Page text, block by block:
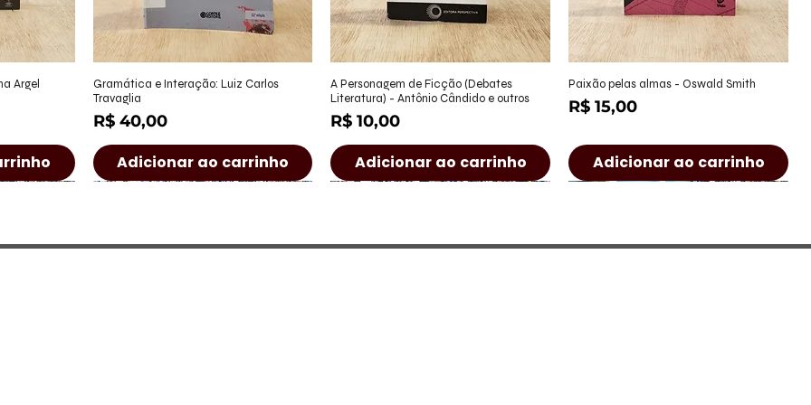
Argel Visualização rápida
Gramática e Interação: Luiz Carlos
Travaglia
Preço
R$ 40,00
Adicionar ao carrinho
Visualização rápida
A Personagem de Ficção (Debates
Literatura) - Antônio Cândido e outros
Preço
R$ 10,00
Adicionar ao carrinho
Visualização rápida
Paixão pelas almas - Oswald Smith
Preço
R$ 15,00
Adicionar ao carrinho